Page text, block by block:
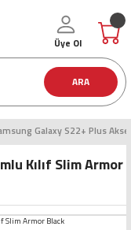
ARA
Üye Ol
Galaxy S22+ Plus
Kılıf Slim Armor